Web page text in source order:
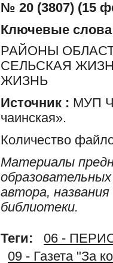
№ 20 (3807) (15
Ключевые слова
РАЙОНЫ
СЕЛЬСКАЯ
ЖИЗНЬ
Источник : МУП
чаинская».
Количество
Материалы
автора,
библиотеки.
Теги:
06 -
09 - Газета "За